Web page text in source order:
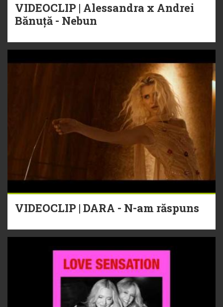
VIDEOCLIP | Alessandra x Andrei
Bănuță - Nebun
VIDEOCLIP | DARA - N-am răspuns